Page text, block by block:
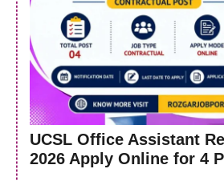
UCSL Office Assistant
2026 Apply Online for 4